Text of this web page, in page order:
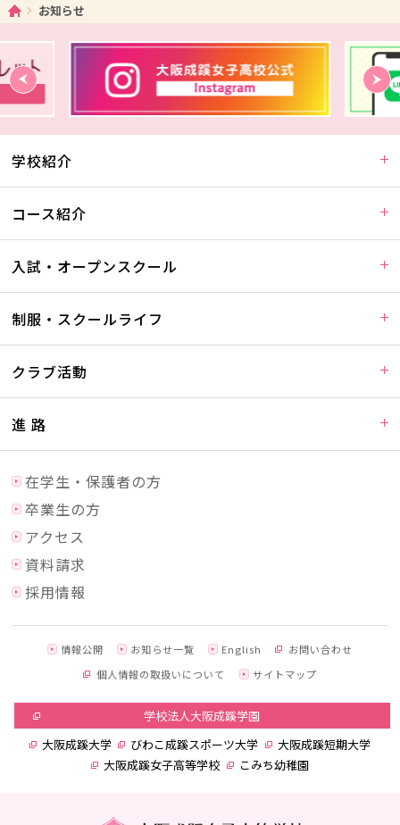
ホームお知らせ
学校紹介
コース紹介
入試・オープンスクール
制服・スクールライフ
クラブ活動
進 路
在学生・保護者の方
卒業生の方
アクセス
資料請求
採用情報
情報公開 お知らせ一覧 English
お問い合わせ
個人情報の取扱いについて
サイトマップ
学校法人大阪成蹊学園
大阪成蹊大学
びわこ成蹊スポーツ大学
大阪成蹊短期大学
大阪成蹊女子高等学校
こみち幼稚園